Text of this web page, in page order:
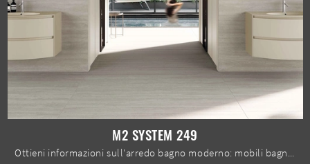
M2 SYSTEM 249
Ottieni informazioni sull'arredo bagno moderno: mobili bagno sospesi in laccato opaco come il modello M2 System 249 di Baxar ti aspettano.